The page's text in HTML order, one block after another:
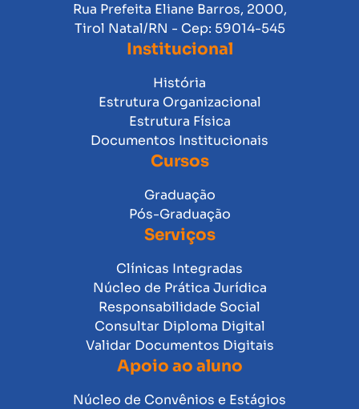
Rua Prefeita Eliane Barros, 2000,
Tirol Natal/RN - Cep: 59014-545
Institucional
História
Estrutura Organizacional
Estrutura Física
Documentos Institucionais
Cursos
Graduação
Pós-Graduação
Serviços
Clínicas Integradas
Núcleo de Prática Jurídica
Responsabilidade Social
Consultar Diploma Digital
Validar Documentos Digitais
Apoio ao aluno
Núcleo de Convênios e Estágios